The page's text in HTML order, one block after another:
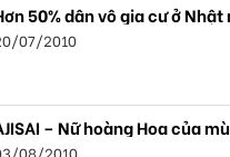
50% dân vô gia cư ở
07/2010
– Nữ hoàng Hoa của
08/2010